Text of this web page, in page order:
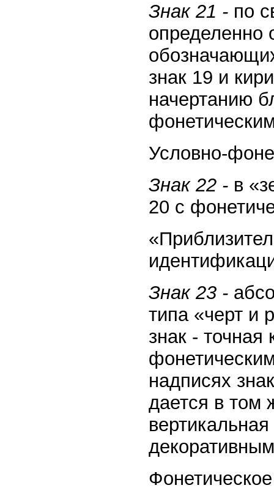
Знак 21 - по
определенно
знак 19 и
начертанию
Условно-
Знак 22 - в
20 с
Знак 23 -
типа «черт и
знак -
надписях
дается в том